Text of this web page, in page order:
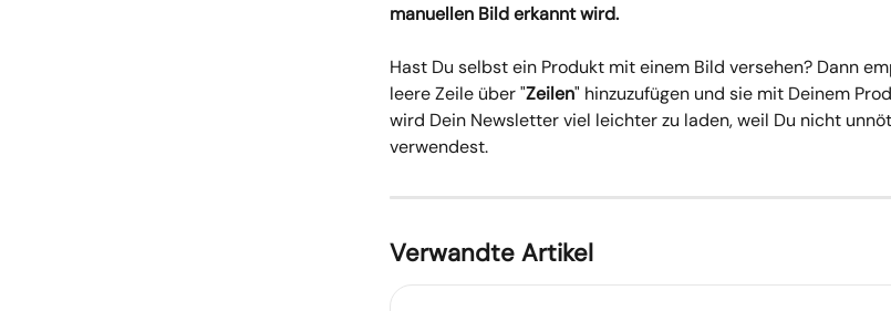
manuellen Bild erkannt wird.
Hast Du selbst ein Produkt mit einem Bild versehen? Dann
leere Zeile über "Zeilen" hinzuzufügen und sie mit Deinem
wird Dein Newsletter viel leichter zu laden, weil Du nicht
verwendest.
Verwandte Artikel